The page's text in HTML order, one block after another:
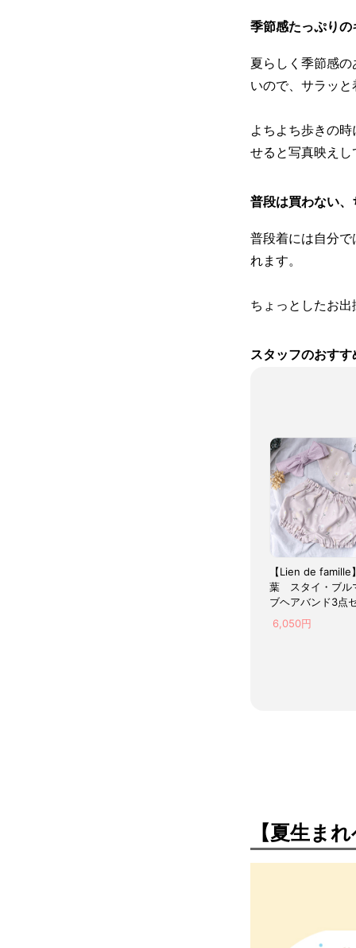
季節感たっぷりの
夏らしく季節感
いので、サラッ
よちよち歩きの
せると写真映え
普段は買わない
普段着には自分
れます。
ちょっとしたお
スタッフのおす
【Lien de famille
葉 スタイ・ブル
ブヘアバンド3点
(くすみピンク)
6,050円
【夏生ま